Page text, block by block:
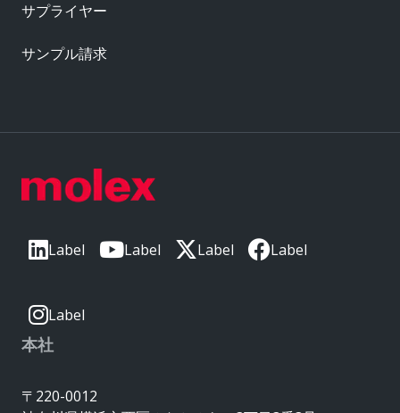
Label Label Label Label
Label
本社
〒220-0012
サプライヤー
サンプル請求